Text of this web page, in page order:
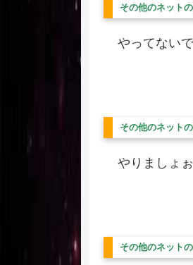
その他のネット
やってない
その他のネット
やりましょぉ
その他のネット